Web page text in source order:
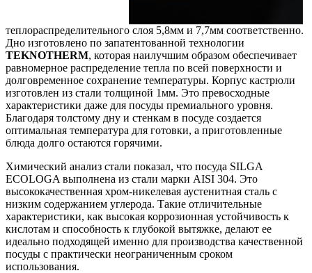
теплораспределительного слоя 5,8мм и 7,7мм соответственно.
Дно изготовлено по запатентованной технологии
TEKNOTHERM, которая наилучшим образом обеспечивает
равномерное распределение тепла по всей поверхности и
долговременное сохранение температуры. Корпус кастрюли
изготовлен из стали толщиной 1мм. Это превосходные
характеристики даже для посуды премиального уровня.
Благодаря толстому дну и стенкам в посуде создается
оптимальная температура для готовки, а приготовленные
блюда долго остаются горячими.
Химический анализ стали показал, что посуда SILGA
ECOLOGA выполнена из стали марки AISI 304. Это
высококачественная хром-никелевая аустенитная сталь с
низким содержанием углерода. Такие отличительные
характеристики, как высокая коррозионная устойчивость к
кислотам и способность к глубокой вытяжке, делают ее
идеально подходящей именно для производства качественной
посуды с практически неограниченным сроком
использования.